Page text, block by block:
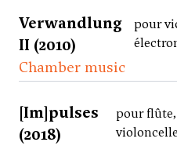
Verwandlung
II (2010)
pour
Chamber music
[Im]pulses
(2018)
pour